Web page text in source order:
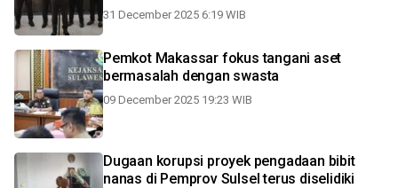
31 December 2025 6:19 WIB
Pemkot Makassar fokus tangani aset
bermasalah dengan swasta
09 December 2025 19:23 WIB
Dugaan korupsi proyek pengadaan bibit
nanas di Pemprov Sulsel terus diselidiki